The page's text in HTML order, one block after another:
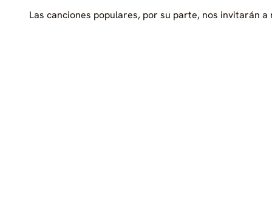
Las canciones populares, por su parte, nos invitarán